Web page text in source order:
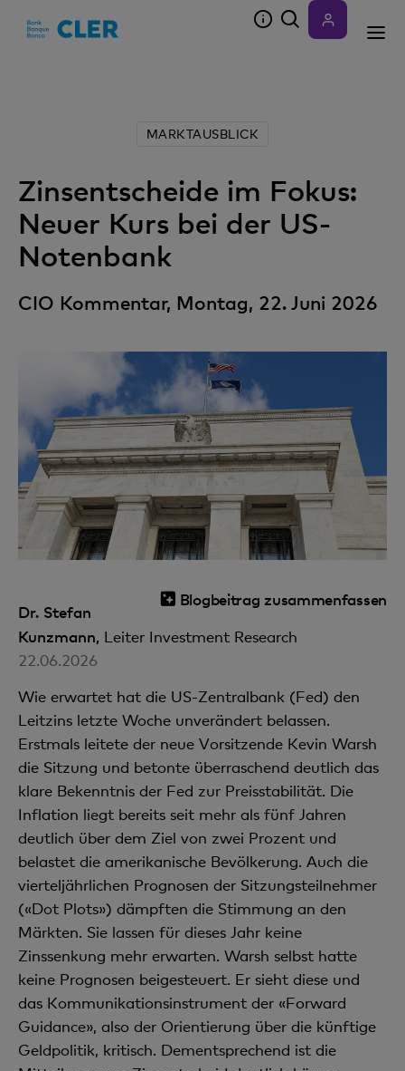
MARKTAUSBLICK
Zinsentscheide im Fokus:
Neuer Kurs bei der US-
Notenbank
CIO Kommentar, Montag, 22. Juni 2026
Blogbeitrag zusammenfassen
Dr. Stefan
Kunzmann, Leiter Investment Research
22.06.2026
Wie erwartet hat die US-Zentralbank (Fed) den
Leitzins letzte Woche unverändert belassen.
Erstmals leitete der neue Vorsitzende Kevin Warsh
die Sitzung und betonte überraschend deutlich das
klare Bekenntnis der Fed zur Preisstabilität. Die
Inflation liegt bereits seit mehr als fünf Jahren
deutlich über dem Ziel von zwei Prozent und
belastet die amerikanische Bevölkerung. Auch die
vierteljährlichen Prognosen der Sitzungsteilnehmer
(«Dot Plots») dämpften die Stimmung an den
Märkten. Sie lassen für dieses Jahr keine
Zinssenkung mehr erwarten. Warsh selbst hatte
keine Prognosen beigesteuert. Er sieht diese und
das Kommunikationsinstrument der «Forward
Guidance», also der Orientierung über die künftige
Geldpolitik, kritisch. Dementsprechend ist die